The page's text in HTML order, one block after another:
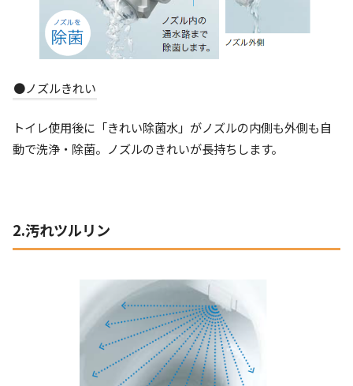
●ノズルきれい
トイレ使用後に「きれい除菌水」がノズルの内側も外側も自
動で洗浄・除菌。ノズルのきれいが長持ちします。
2.汚れツルリン